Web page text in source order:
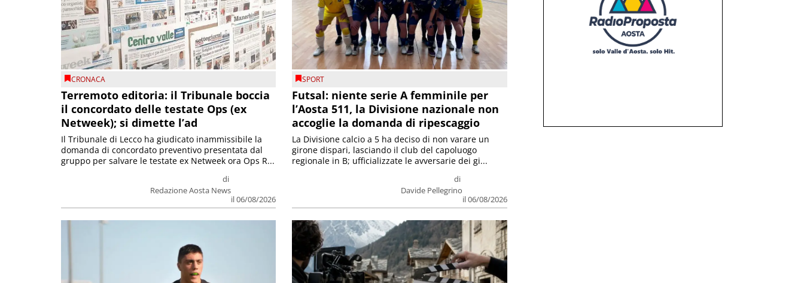
CRONACA
Terremoto editoria: il Tribunale boccia
il concordato delle testate Ops (ex
Netweek); si dimette l’ad
di
Redazione Aosta News
il 06/08/2026
Il Tribunale di Lecco ha giudicato inammissibile la
domanda di concordato preventivo presentata dal
gruppo per salvare le testate ex Netweek ora Ops R...
SPORT
Futsal: niente serie A femminile per
l’Aosta 511, la Divisione nazionale non
accoglie la domanda di ripescaggio
di
Davide Pellegrino
il 06/08/2026
La Divisione calcio a 5 ha deciso di non varare un
girone dispari, lasciando il club del capoluogo
regionale in B; ufficializzate le avversarie dei gi...